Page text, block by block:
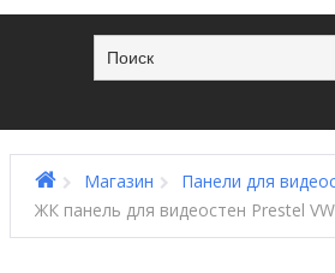
Магазин
Панели для
ЖК панель для видеостен Prestel